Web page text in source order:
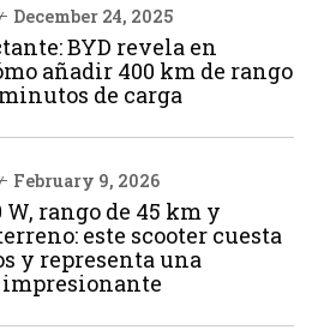
December 24, 2025
BYD revela en
añadir 400 km de rango
de carga
February 9, 2026
W, rango de 45 km y
este scooter cuesta
y representa una